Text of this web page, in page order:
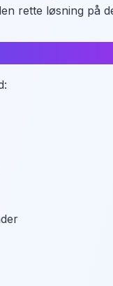
rette løsning på